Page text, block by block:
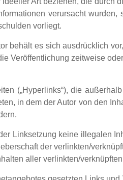
verursacht
vorliegt.
behält es sich ausdrücklich
Veröffentlichung zeitweise
(„Hyperlinks“), die
in dem der Autor von den
Linksetzung keine illegalen
der verlinkten/
aller verlinkten/